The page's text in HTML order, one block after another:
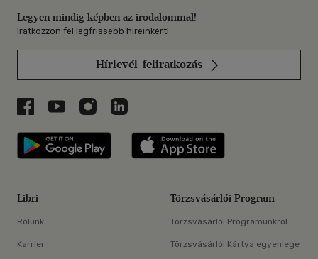
Legyen mindig képben az irodalommal!
Iratkozzon fel legfrissebb híreinkért!
Hírlevél-feliratkozás
Libri a Facebookon
Libri a Youtube-on
Libri az Instagramon
Libri a LinkedInen
Libri applikáció Szerezd meg: Google
Libri
Rólunk
Karrier
Törzsvásárlói Program
Törzsvásárlói Programunkról
Törzsvásárlói Kártya egyenlege